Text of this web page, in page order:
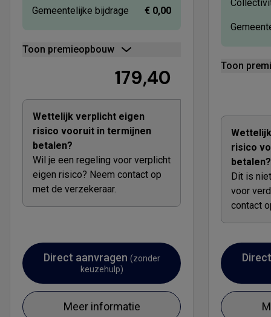
Gemeentelijke bijdrage € 0,00
Toon premieopbouw
179,40
Wettelijk verplicht eigen
risico vooruit in termijnen
betalen?
Wil je een regeling voor verplicht
eigen risico? Neem contact op
met de verzekeraar.
Direct aanvragen (zonder
keuzehulp)
Meer informatie
Toon
risico
betalen?
Dit is
voor
contact